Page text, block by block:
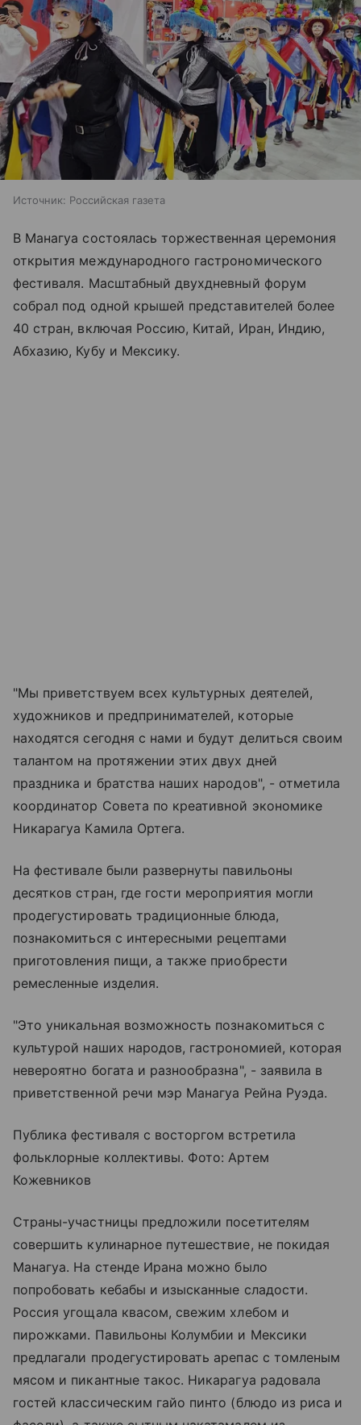
Источник: Российская газета
В Манагуа состоялась торжественная церемония
открытия международного гастрономического
фестиваля. Масштабный двухдневный форум
собрал под одной крышей представителей более
40 стран, включая Россию, Китай, Иран, Индию,
Абхазию, Кубу и Мексику.
"Мы приветствуем всех культурных деятелей,
художников и предпринимателей, которые
находятся сегодня с нами и будут делиться своим
талантом на протяжении этих двух дней
праздника и братства наших народов", - отметила
координатор Совета по креативной экономике
Никарагуа Камила Ортега.
На фестивале были развернуты павильоны
десятков стран, где гости мероприятия могли
продегустировать традиционные блюда,
познакомиться с интересными рецептами
приготовления пищи, а также приобрести
ремесленные изделия.
"Это уникальная возможность познакомиться с
культурой наших народов, гастрономией, которая
невероятно богата и разнообразна", - заявила в
приветственной речи мэр Манагуа Рейна Руэда.
Публика фестиваля с восторгом встретила
фольклорные коллективы. Фото: Артем
Кожевников
Страны-участницы предложили посетителям
совершить кулинарное путешествие, не покидая
Манагуа. На стенде Ирана можно было
попробовать кебабы и изысканные сладости.
Россия угощала квасом, свежим хлебом и
пирожками. Павильоны Колумбии и Мексики
предлагали продегустировать арепас с томленым
мясом и пикантные такос. Никарагуа радовала
гостей классическим гайо пинто (блюдо из риса и